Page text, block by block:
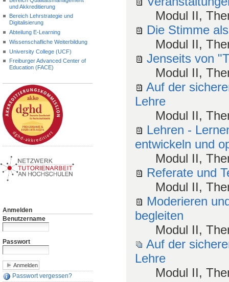
und Akkreditierung
Bereich Lehrstrategie und
Digitalisierung
Abteilung E-Learning
Wissenschafliche Weiterbildung
University College (UCF)
Freiburger Advanced Center of
Education (FACE)
Anmelden
Benutzername
Passwort
Passwort vergessen?
Modul II,
Die Stimme
Modul II,
Jenseits von
Modul II,
Auf der
Lehre
Modul II,
Lehren -
entwickeln und
Modul II,
Referate und
Modul II,
Moderieren
begleiten
Modul II,
Auf der
Lehre
Modul II,